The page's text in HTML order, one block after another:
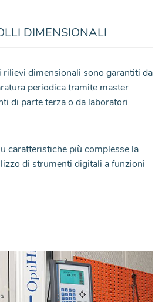
DIMENSIONALI
dimensionali sono garantiti da
periodica tramite master
di parte terza o da laboratori
caratteristiche più complesse la
di strumenti digitali a funzioni